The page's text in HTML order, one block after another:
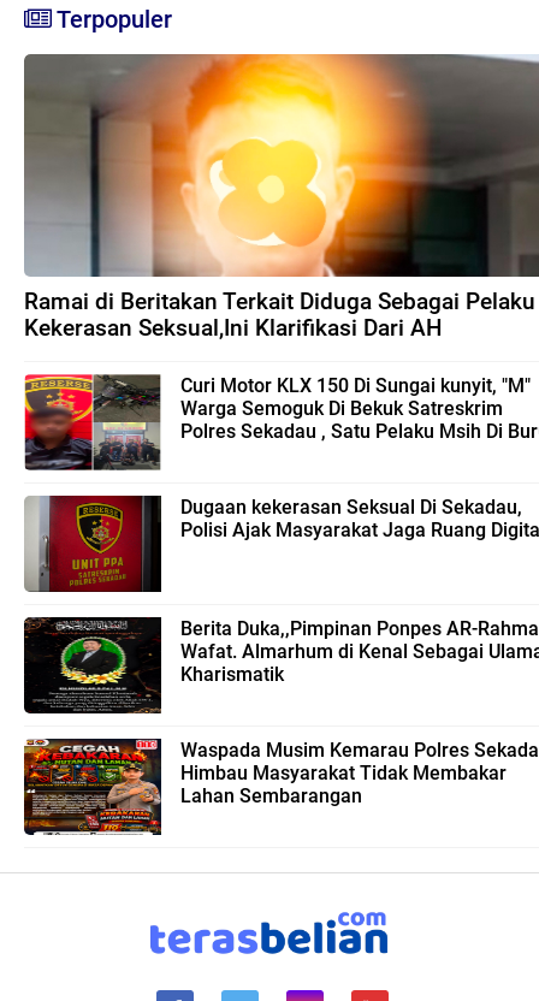
Terpopuler
Ramai di Beritakan Terkait Diduga Sebagai Pelaku
Kekerasan Seksual,Ini Klarifikasi Dari AH
Curi Motor KLX 150 Di Sungai kunyit, "M"
Warga Semoguk Di Bekuk Satreskrim
Polres Sekadau , Satu Pelaku Msih Di
Dugaan kekerasan Seksual Di Sekadau,
Polisi Ajak Masyarakat Jaga Ruang
Berita Duka,,Pimpinan Ponpes AR-
Wafat. Almarhum di Kenal Sebagai
Kharismatik
Waspada Musim Kemarau Polres
Himbau Masyarakat Tidak Membakar
Lahan Sembarangan